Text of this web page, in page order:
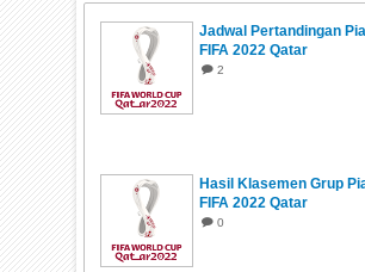
Jadwal Pertandingan
FIFA 2022 Qatar
2
Hasil Klasemen Grup
FIFA 2022 Qatar
0